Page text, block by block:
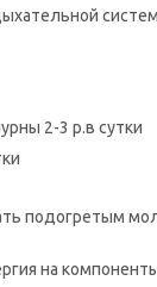
2-3 р.в сутки
подогретым
на